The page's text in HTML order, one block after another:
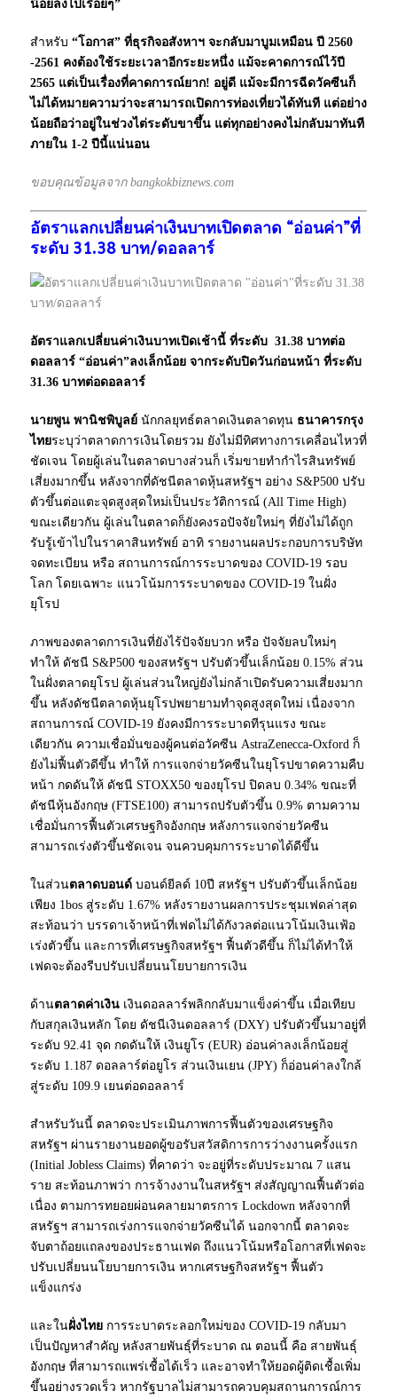
น้อยลงไปเรื่อยๆ”
สำหรับ “โอกาส” ที่ธุรกิจอสังหาฯ จะกลับมาบูมเหมือน ปี 2560
-2561 คงต้องใช้ระยะเวลาอีกระยะหนึ่ง แม้จะคาดการณ์ไว้ปี
2565 แต่เป็นเรื่องที่คาดการณ์ยาก! อยู่ดี แม้จะมีการฉีดวัคซีนก็
ไม่ได้หมายความว่าจะสามารถเปิดการท่องเที่ยวได้ทันที แต่อย่าง
น้อยถือว่าอยู่ในช่วงไต่ระดับขาขึ้น แต่ทุกอย่างคงไม่กลับมาทันที
ภายใน 1-2 ปีนี้แน่นอน
ขอบคุณข้อมูลจาก bangkokbiznews.com
อัตราแลกเปลี่ยนค่าเงินบาทเปิดตลาด “อ่อนค่า”ที่
ระดับ 31.38 บาท/ดอลลาร์
อัตราแลกเปลี่ยนค่าเงินบาทเปิดเช้านี้ ที่ระดับ 31.38 บาทต่อ
ดอลลาร์ “อ่อนค่า”ลงเล็กน้อย จากระดับปิดวันก่อนหน้า ที่ระดับ
31.36 บาทต่อดอลลาร์
นายพูน พานิชพิบูลย์ นักกลยุทธ์ตลาดเงินตลาดทุน ธนาคารกรุง
ไทยระบุว่าตลาดการเงินโดยรวม ยังไม่มีทิศทางการเคลื่อนไหวที่
ชัดเจน โดยผู้เล่นในตลาดบางส่วนก็ เริ่มขายทำกำไรสินทรัพย์
เสี่ยงมากขึ้น หลังจากที่ดัชนีตลาดหุ้นสหรัฐฯ อย่าง S&P500 ปรับ
ตัวขึ้นต่อแตะจุดสูงสุดใหม่เป็นประวัติการณ์ (All Time High)
ขณะเดียวกัน ผู้เล่นในตลาดก็ยังคงรอปัจจัยใหม่ๆ ที่ยังไม่ได้ถูก
รับรู้เข้าไปในราคาสินทรัพย์ อาทิ รายงานผลประกอบการบริษัท
จดทะเบียน หรือ สถานการณ์การระบาดของ COVID-19 รอบ
โลก โดยเฉพาะ แนวโน้มการระบาดของ COVID-19 ในฝั่ง
ยุโรป
ภาพของตลาดการเงินที่ยังไร้ปัจจัยบวก หรือ ปัจจัยลบใหม่ๆ
ทำให้ ดัชนี S&P500 ของสหรัฐฯ ปรับตัวขึ้นเล็กน้อย 0.15% ส่วน
ในฝั่งตลาดยุโรป ผู้เล่นส่วนใหญ่ยังไม่กล้าเปิดรับความเสี่ยงมาก
ขึ้น หลังดัชนีตลาดหุ้นยุโรปพยายามทำจุดสูงสุดใหม่ เนื่องจาก
สถานการณ์ COVID-19 ยังคงมีการระบาดทีรุนแรง ขณะ
เดียวกัน ความเชื่อมั่นของผู้คนต่อวัคซีน AstraZenecca-Oxford ก็
ยังไม่ฟื้นตัวดีขึ้น ทำให้ การแจกจ่ายวัคซีนในยุโรปขาดความคืบ
หน้า กดดันให้ ดัชนี STOXX50 ของยุโรป ปิดลบ 0.34% ขณะที่
ดัชนีหุ้นอังกฤษ (FTSE100) สามารถปรับตัวขึ้น 0.9% ตามความ
เชื่อมั่นการฟื้นตัวเศรษฐกิจอังกฤษ หลังการแจกจ่ายวัคซีน
สามารถเร่งตัวขึ้นชัดเจน จนควบคุมการระบาดได้ดีขึ้น
ในส่วนตลาดบอนด์ บอนด์ยีลด์ 10ปี สหรัฐฯ ปรับตัวขึ้นเล็กน้อย
เพียง 1bos สู่ระดับ 1.67% หลังรายงานผลการประชุมเฟดล่าสุด
สะท้อนว่า บรรดาเจ้าหน้าที่เฟดไม่ได้กังวลต่อแนวโน้มเงินเฟ้อ
เร่งตัวขึ้น และการที่เศรษฐกิจสหรัฐฯ ฟื้นตัวดีขึ้น ก็ไม่ได้ทำให้
เฟดจะต้องรีบปรับเปลี่ยนนโยบายการเงิน
ด้านตลาดค่าเงิน เงินดอลลาร์พลิกกลับมาแข็งค่าขึ้น เมื่อเทียบ
กับสกุลเงินหลัก โดย ดัชนีเงินดอลลาร์ (DXY) ปรับตัวขึ้นมาอยู่ที่
ระดับ 92.41 จุด กดดันให้ เงินยูโร (EUR) อ่อนค่าลงเล็กน้อยสู่
ระดับ 1.187 ดอลลาร์ต่อยูโร ส่วนเงินเยน (JPY) ก็อ่อนค่าลงใกล้
สู่ระดับ 109.9 เยนต่อดอลลาร์
สำหรับวันนี้ ตลาดจะประเมินภาพการฟื้นตัวของเศรษฐกิจ
สหรัฐฯ ผ่านรายงานยอดผู้ขอรับสวัสดิการการว่างงานครั้งแรก
(Initial Jobless Claims) ที่คาดว่า จะอยู่ที่ระดับประมาณ 7 แสน
ราย สะท้อนภาพว่า การจ้างงานในสหรัฐฯ ส่งสัญญาณฟื้นตัวต่อ
เนื่อง ตามการทยอยผ่อนคลายมาตรการ Lockdown หลังจากที่
สหรัฐฯ สามารถเร่งการแจกจ่ายวัคซีนได้ นอกจากนี้ ตลาดจะ
จับตาถ้อยแถลงของประธานเฟด ถึงแนวโน้มหรือโอกาสที่เฟดจะ
ปรับเปลี่ยนนโยบายการเงิน หากเศรษฐกิจสหรัฐฯ ฟื้นตัว
แข็งแกร่ง
และในฝั่งไทย การระบาดระลอกใหม่ของ COVID-19 กลับมา
เป็นปัญหาสำคัญ หลังสายพันธุ์ที่ระบาด ณ ตอนนี้ คือ สายพันธุ์
อังกฤษ ที่สามารถแพร่เชื้อได้เร็ว และอาจทำให้ยอดผู้ติดเชื้อเพิ่ม
ขึ้นอย่างรวดเร็ว หากรัฐบาลไม่สามารถควบคุมสถานการณ์การ